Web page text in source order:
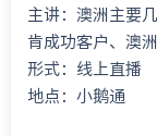
主讲：澳洲主要
肯成功客户、澳
形式：线上直播
地点：小鹅通